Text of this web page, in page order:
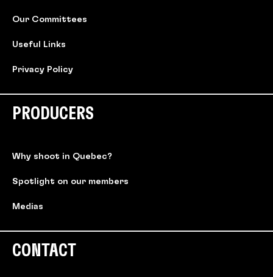
Our Committees
Useful Links
Privacy Policy
PRODUCERS
Why shoot in Quebec?
Spotlight on our members
Medias
CONTACT